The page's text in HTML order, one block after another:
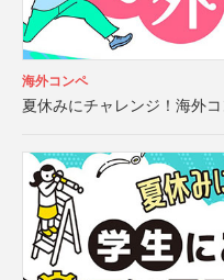
海外コンペ
夏休みにチャレンジ！海外